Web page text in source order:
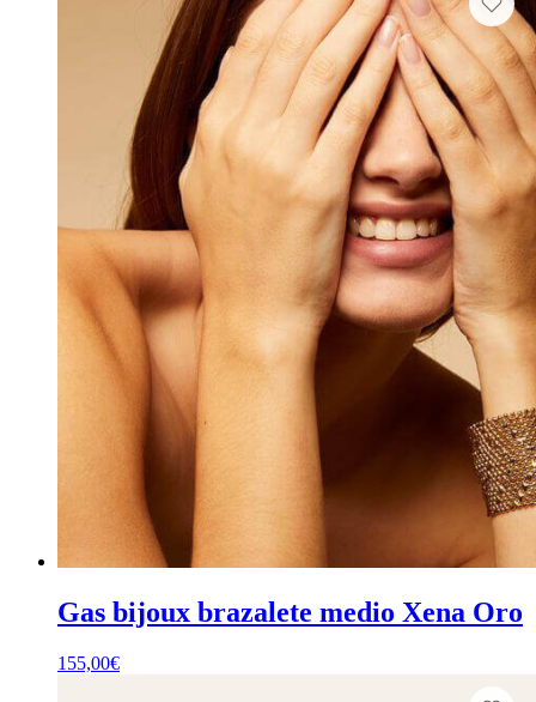
Gas bijoux brazalete medio Xena Oro
155,00€